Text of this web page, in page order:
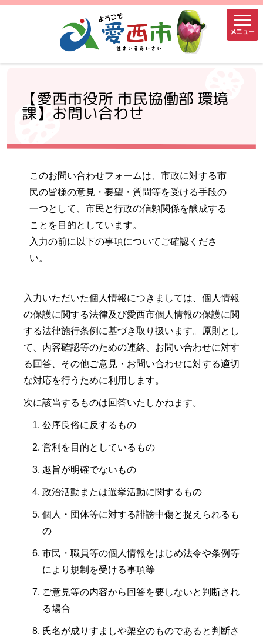
メニュー
【愛西市役所 市民協働部 環境
課】お問い合わせ
このお問い合わせフォームは、市政に対する市
民の皆様の意見・要望・質問等を受ける手段の
一つとして、市民と行政の信頼関係を醸成する
ことを目的としています。
入力の前に以下の事項についてご確認くださ
い。
入力いただいた個人情報につきましては、個人情報
の保護に関する法律及び愛西市個人情報の保護に関
する法律施行条例に基づき取り扱います。原則とし
て、内容確認等のための連絡、お問い合わせに対す
る回答、その他ご意見・お問い合わせに対する適切
な対応を行うために利用します。
次に該当するものは回答いたしかねます。
公序良俗に反するもの
営利を目的としているもの
趣旨が明確でないもの
政治活動または選挙活動に関するもの
個人・団体等に対する誹謗中傷と捉えられるも
の
市民・職員等の個人情報をはじめ法令や条例等
により規制を受ける事項等
ご意見等の内容から回答を要しないと判断され
る場合
氏名が成りすましや架空のものであると判断さ